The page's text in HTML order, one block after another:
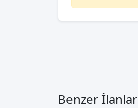
Benzer İlanlar